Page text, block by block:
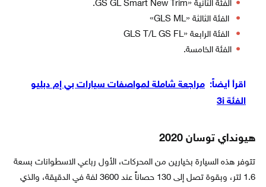
الفئة الثانية «GS GL Smart New Trim.
الفئة الثالثة «GLS ML»
الفئة الرابعة «GLS T/L GS FL
الفئة الخامسة.
اقرأ أيضاً: مراجعة شاملة لمواصفات سيارات بي إم دبليو
الفئة 3i
هيونداي توسان 2020
تتوفر هذه السيارة بخيارين من المحركات، الأول رباعي الاسطوانات بسعة
1.6 لتر، وبقوة تصل إلى 130 حصاناً عند 3600 لفة في الدقيقة، والذي